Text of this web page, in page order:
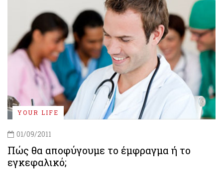
YOUR LIFE
01/09/2011
Πώς θα αποφύγουμε το έμφραγμα ή το
εγκεφαλικό;